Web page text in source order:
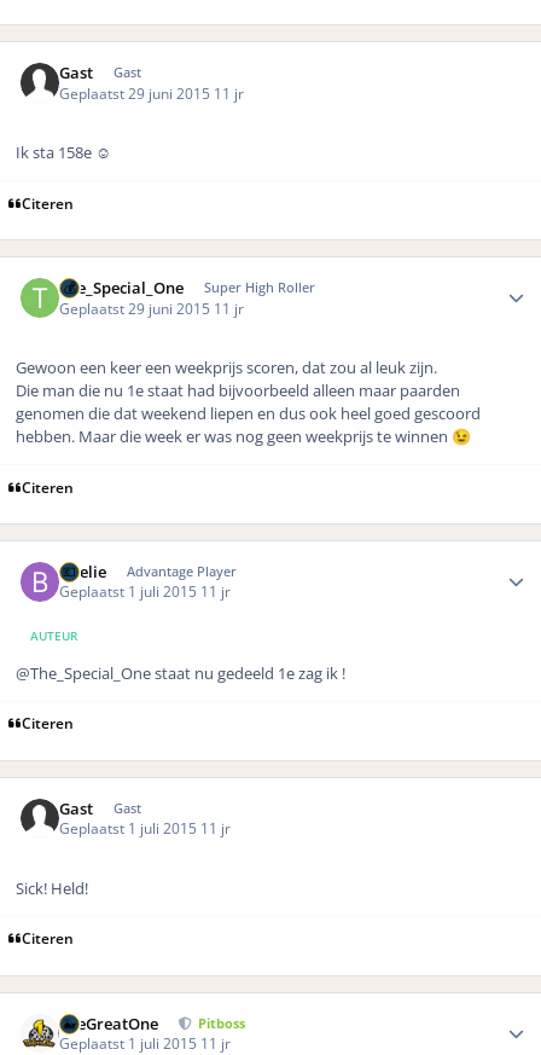
Gast Gast
Geplaatst 29 juni 2015 11 jr
Ik sta 158e ☺️
Citeren
The_Special_One Super High Roller
Geplaatst 29 juni 2015 11 jr
Gewoon een keer een weekprijs scoren, dat zou al leuk zijn.
Die man die nu 1e staat had bijvoorbeeld alleen maar paarden
genomen die dat weekend liepen en dus ook heel goed gescoord
hebben. Maar die week er was nog geen weekprijs te winnen 😉
Citeren
Boelie Advantage Player
Geplaatst 1 juli 2015 11 jr
AUTEUR
@The_Special_One staat nu gedeeld 1e zag ik !
Citeren
Gast Gast
Geplaatst 1 juli 2015 11 jr
Sick! Held!
Citeren
TheGreatOne Pitboss
Geplaatst 1 juli 2015 11 jr